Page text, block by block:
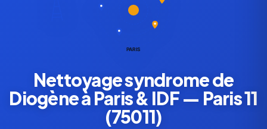
PARIS
Nettoyage syndrome de
Diogène à Paris & IDF — Paris 11
(75011)